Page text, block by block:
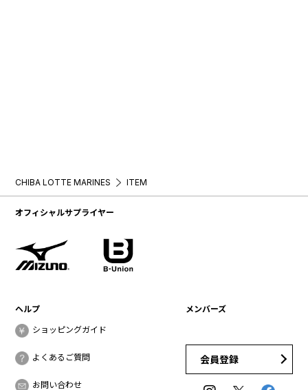
CHIBA LOTTE MARINES ITEM
オフィシャルサプライヤー
ヘルプ
ショッピングガイド
よくあるご質問
お問い合わせ
メンバーズ
会員登録